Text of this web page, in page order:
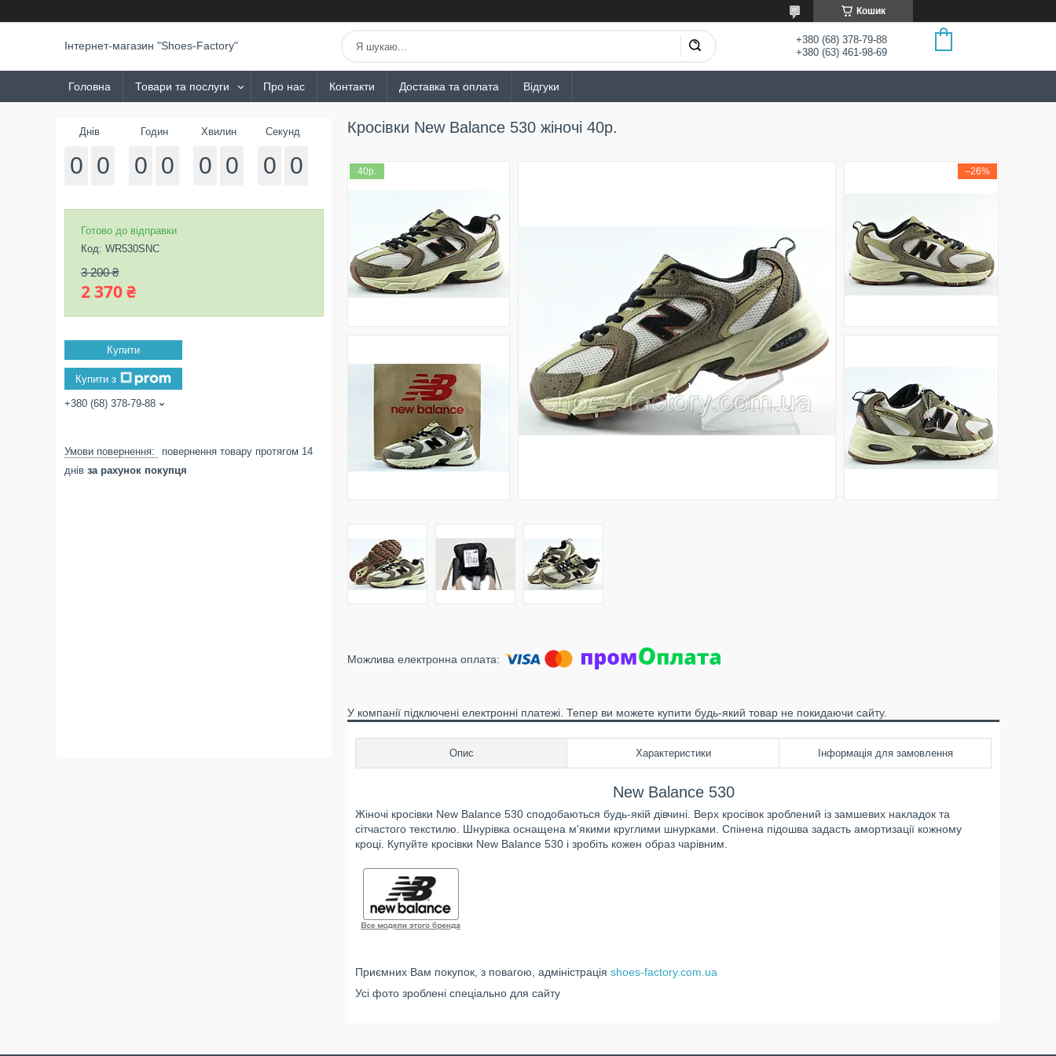
Кошик
Інтернет-магазин "Shoes-Factory"
+380 (68) 378-79-88
+380 (63) 461-98-69
Головна Товари та послуги Про нас Контакти Доставка та оплата Відгуки
Кросівки New Balance 530 жіночі 40р.
40р. –26%
У компанії підключені електронні платежі. Тепер ви можете купити будь-який товар не покидаючи сайту.
Опис Характеристики Інформація для замовлення
New Balance 530
Жіночі кросівки New Balance 530 сподобаються будь-якій дівчині. Верх кросівок зроблений із замшевих накладок та
сітчастого текстилю. Шнурівка оснащена м'якими круглими шнурками. Спінена підошва задасть амортизації кожному
кроці. Купуйте кросівки New Balance 530 і зробіть кожен образ чарівним.
Приємних Вам покупок, з повагою, адміністрація shoes-factory.com.ua
Усі фото зроблені спеціально для сайту
Днів
0 0
Годин
0 0
Хвилин
0 0
Секунд
0 0
Готово до відправки
Код: WR530SNC
3 200 ₴
2 370 ₴
Купити
Купити з
+380 (68) 378-79-88
повернення товару протягом 14
днів за рахунок покупця